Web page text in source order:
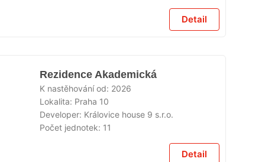
Detail
Rezidence Akademická
K nastěhování od: 2026
Lokalita: Praha 10
Developer: Královice house 9 s.r.o.
Počet jednotek: 11
Detail